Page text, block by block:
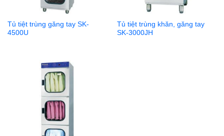
Tủ tiệt trùng găng tay SK-
4500U
Tủ tiệt trùng khăn, găng tay
SK-3000JH